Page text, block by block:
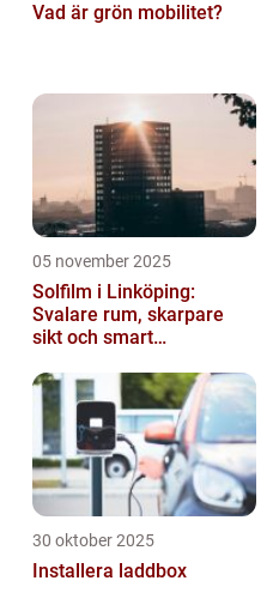
Vad är grön mobilitet?
05 november 2025
Solfilm i Linköping:
Svalare rum, skarpare
sikt och smart
30 oktober 2025
Installera laddbox